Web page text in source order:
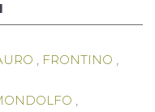
, FRONTINO ,
,